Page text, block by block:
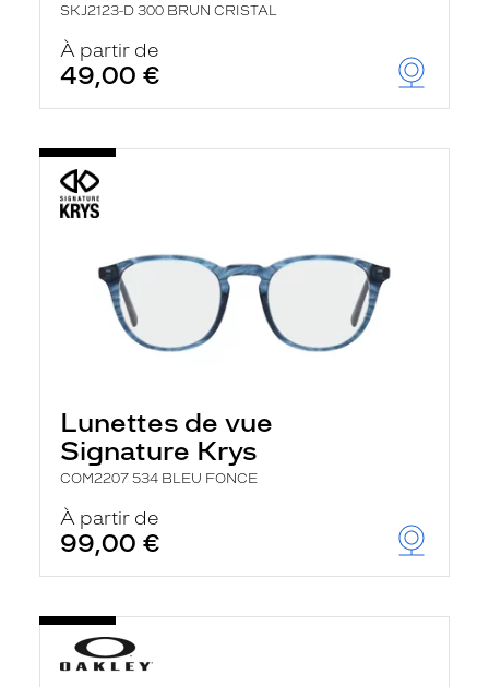
SKJ2123-D 300 BRUN CRISTAL
À partir de
49,00 €
Lunettes de vue
Signature Krys
COM2207 534 BLEU FONCE
À partir de
99,00 €